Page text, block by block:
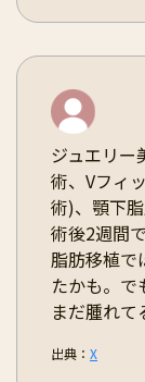
ジュエリー
術、Vフィ
術)、顎下
術後2週間で
脂肪移植で
たかも。で
まだ腫れて
出典： X